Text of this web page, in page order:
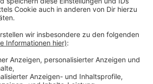
- "Wat ne Woche" - Der